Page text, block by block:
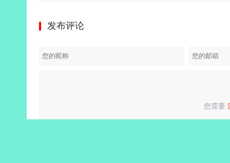
发布评论
您需要
请登